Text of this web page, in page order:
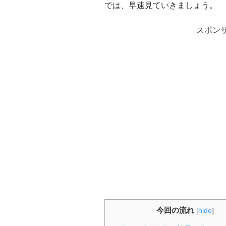
では、早速見ていきましょう。
スポン
今回の流れ [hide]